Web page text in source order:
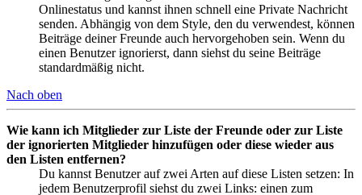
Onlinestatus und kannst ihnen schnell eine Private Nachricht
senden. Abhängig von dem Style, den du verwendest, können
Beiträge deiner Freunde auch hervorgehoben sein. Wenn du
einen Benutzer ignorierst, dann siehst du seine Beiträge
standardmäßig nicht.
Nach oben
Wie kann ich Mitglieder zur Liste der Freunde oder zur Liste
der ignorierten Mitglieder hinzufügen oder diese wieder aus
den Listen entfernen?
Du kannst Benutzer auf zwei Arten auf diese Listen setzen: In
jedem Benutzerprofil siehst du zwei Links: einen zum